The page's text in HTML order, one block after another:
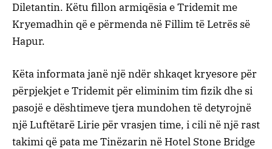
Diletantin. Këtu fillon armiqësia e Tridemit me
Kryemadhin që e përmenda në Fillim të Letrës së
Hapur.
Këta informata janë një ndër shkaqet kryesore për
përpjekjet e Tridemit për eliminim tim fizik dhe si
pasojë e dështimeve tjera mundohen të detyrojnë
një Luftëtarë Lirie për vrasjen time, i cili në një rast
takimi që pata me Tinëzarin në Hotel Stone Bridge